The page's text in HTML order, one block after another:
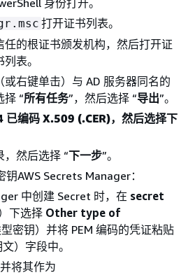
打开证书列表。
任的根证书颁发机构，然后打开证
表。
或右键单击）与 AD 服务器同名的
择 “所有任务”，然后选择 “导出”。
已编码 X.509 (.CER)，然后选择下
，然后选择 “下一步”。
AWS Secrets Manager：
中创建 Secret 时，在 secret
下选择 Other type of
型密钥）并将 PEM 编码的凭证粘贴
文）字段中。
将其作为